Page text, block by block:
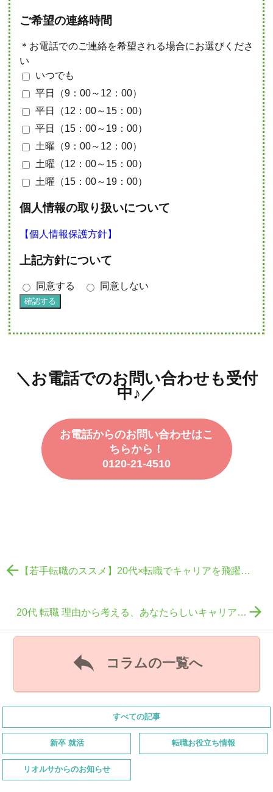
ご希望の連絡時間
＊お電話でのご連絡を希望される場合にお選びくださ
い
いつでも
平日（9：00～12：00）
平日（12：00～15：00）
平日（15：00～19：00）
土曜（9：00～12：00）
土曜（12：00～15：00）
土曜（15：00～19：00）
個人情報の取り扱いについて
【個人情報保護方針】
上記方針について
同意する 同意しない
＼お電話でのお問い合わせも受付
中♪／
お電話からのお問い合わせはこ
ちらから！
0120-21-4510
 【若手転職のススメ】20代×転職でキャリアを飛躍させる方法ランキング＆リアル体験談

20代 転職 理由から考える、あなたらしいキャリアの見つけ方｜後悔しないための選択とは？
 コラムの一覧へ
すべての記事
新卒 就活 転職お役立ち情報
リオルサからのお知らせ